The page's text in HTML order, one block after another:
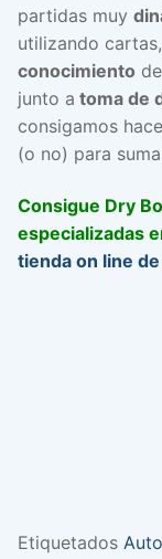
partidas muy
utilizando
conocimiento
junto a toma de
consigamos
(o no) para
Consigue Dry
especializadas
tienda on line
Etiquetados